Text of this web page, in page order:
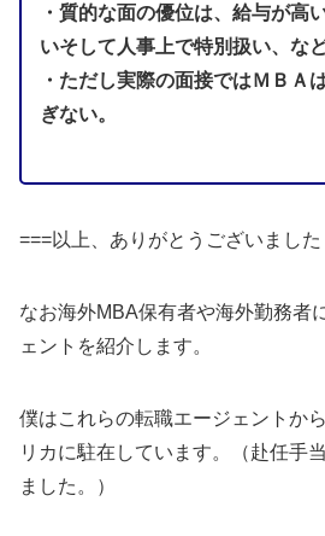
・質的な面の優位は、給与が高
いそして人事上で特別扱い、な
・ただし実際の面接ではＭＢＡ
ぎない。
===以上、ありがとうございまし
なお海外MBA保有者や海外勤務者
ェントを紹介します。
僕はこれらの転職エージェントか
リカに駐在しています。（赴任手
ました。）